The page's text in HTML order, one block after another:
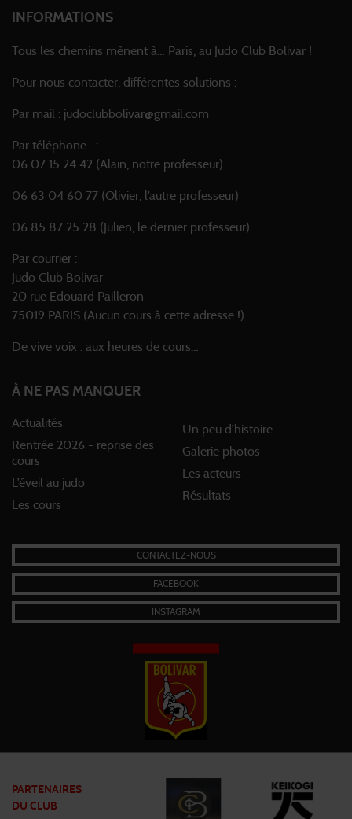
INFORMATIONS
Tous les chemins mènent à… Paris, au Judo Club Bolivar !
Pour nous contacter, différentes solutions :
Par mail : judoclubbolivar@gmail.com
Par téléphone :
06 07 15 24 42 (Alain, notre professeur)
06 63 04 60 77 (Olivier, l’autre professeur)
06 85 87 25 28 (Julien, le dernier professeur)
Par courrier :
Judo Club Bolivar
20 rue Edouard Pailleron
75019 PARIS (Aucun cours à cette adresse !)
De vive voix : aux heures de cours…
À NE PAS MANQUER
Actualités
Rentrée 2026 - reprise des
cours
L’éveil au judo
Les cours
Un peu d’histoire
Galerie photos
Les acteurs
Résultats
CONTACTEZ-NOUS
FACEBOOK
INSTAGRAM
PARTENAIRES
DU CLUB